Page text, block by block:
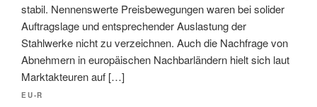
stabil. Nennenswerte Preisbewegungen waren bei solider
Auftragslage und entsprechender Auslastung der
Stahlwerke nicht zu verzeichnen. Auch die Nachfrage von
Abnehmern in europäischen Nachbarländern hielt sich laut
Marktakteuren auf […]
EU-R